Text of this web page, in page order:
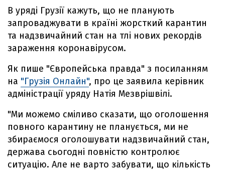
В уряді Грузії кажуть, що не планують
запроваджувати в країні жорсткий карантин
та надзвичайний стан на тлі нових рекордів
зараження коронавірусом.
Як пише "Європейська правда" з посиланням
на "Грузія Онлайн", про це заявила керівник
адміністрації уряду Натія Мезврішвілі.
"Ми можемо сміливо сказати, що оголошення
повного карантину не планується, ми не
збираємося оголошувати надзвичайний стан,
держава сьогодні повністю контролює
ситуацію. Але не варто забувати, що кількість